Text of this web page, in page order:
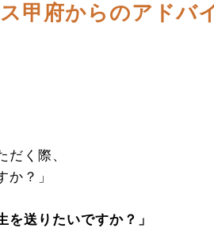
甲府からのアドバ
だく際、
か？」
を送りたいですか？」